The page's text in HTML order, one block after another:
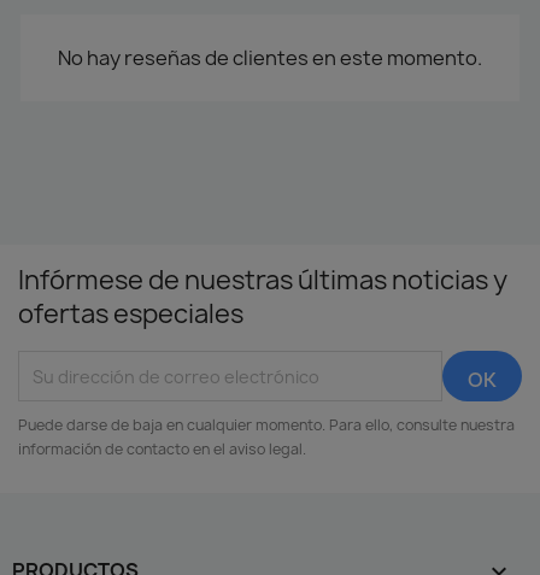
No hay reseñas de clientes en este momento.
Infórmese de nuestras últimas noticias y
ofertas especiales
Puede darse de baja en cualquier momento. Para ello, consulte nuestra
información de contacto en el aviso legal.